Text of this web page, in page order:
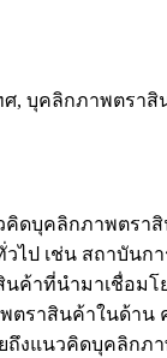
ศ, บุคลิกภาพตราสิ
คลิกภาพตราสิน
ไป เช่น สถาบันก
ค้าที่นำมาเชื่อม
ตราสินค้าในด้า
ถึงแนวคิดบุคลิก